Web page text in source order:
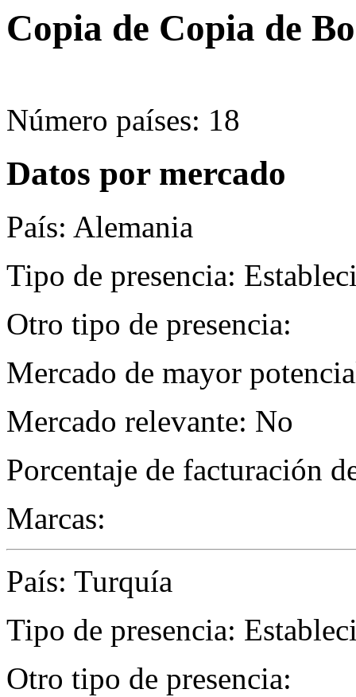
Copia de Copia de
Número países: 18
Datos por mercado
País: Alemania
Tipo de presencia:
Otro tipo de presencia:
Mercado de mayor
Mercado relevante: No
Porcentaje de facturación
Marcas:
País: Turquía
Tipo de presencia:
Otro tipo de presencia: